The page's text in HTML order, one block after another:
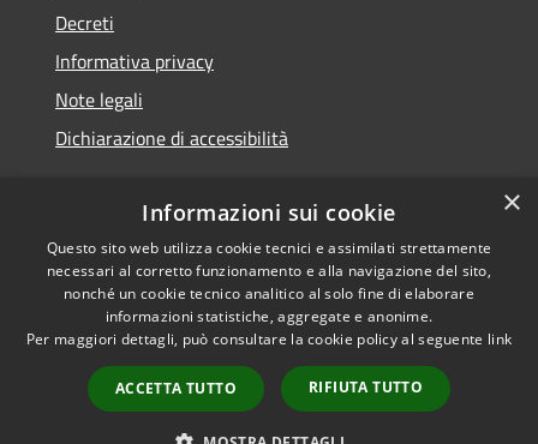
Decreti
Informativa privacy
Note legali
Dichiarazione di accessibilità
RSS
Accessibilità
Cookie
Mappa del sito
Extranet
Copyright © 2026 • Comune di
Molochio • Powered by
Municipium•Accesso
redazione
×
Informazioni sui cookie
Questo sito web utilizza cookie tecnici e assimilati strettamente
necessari al corretto funzionamento e alla navigazione del sito,
nonché un cookie tecnico analitico al solo fine di elaborare
informazioni statistiche, aggregate e anonime.
Per maggiori dettagli, può consultare la cookie policy al seguente link
ACCETTA TUTTO RIFIUTA TUTTO